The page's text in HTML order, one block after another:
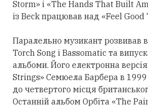
Storm» і «The Hands That Built
із Beck працював над «Feel Good
Паралельно музикант розвивав
Torch Song і Bassomatic та
альбоми. Його електронна
Strings» Семюела Барбера в 1999
до четвертого місця
Останній альбом Орбіта «The